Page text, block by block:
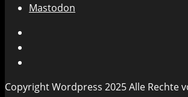
Mastodon
Copyright Wordpress 2025 Alle Rechte